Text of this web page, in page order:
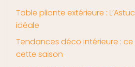
Table pliante extérieure :
idéale
Tendances déco intérieure :
cette saison